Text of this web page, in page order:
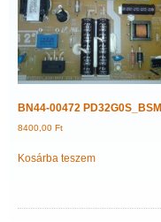
BN44-00472 PD32G0S_BSM
8400,00 Ft
Kosárba teszem